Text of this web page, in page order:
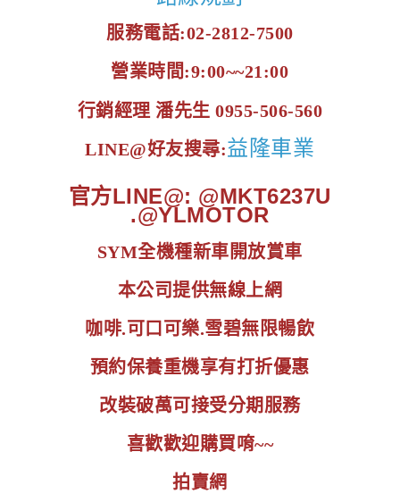
服務電話:02-2812-7500
營業時間:9:00~~21:00
行銷經理 潘先生 0955-506-560
LINE@好友搜尋:益隆車業
官方LINE@: @MKT6237U
.@YLMOTOR
SYM全機種新車開放賞車
本公司提供無線上網
咖啡.可口可樂.雪碧無限暢飲
預約保養重機享有打折優惠
改裝破萬可接受分期服務
喜歡歡迎購買唷~~
拍賣網